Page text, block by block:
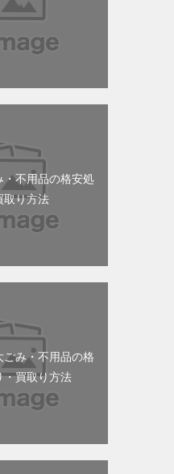
・不用品の格安処
取り方法
み・不用品の格
・買取り方法